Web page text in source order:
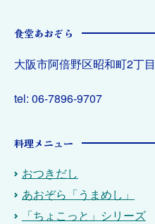
食堂あおぞら
大阪市阿倍野区昭和町2丁
tel: 06-7896-9707
料理メニュー
おつきだし
あおぞら「うまめし」
「ちょこっと」シリーズ